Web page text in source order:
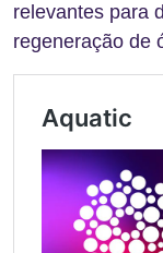
relevantes para
regeneração de